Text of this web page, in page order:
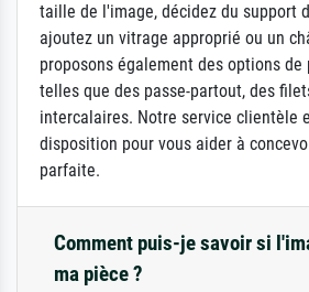
taille de l'image, décidez du support
ajoutez un vitrage approprié ou un
proposons également des options
telles que des passe-partout, des
intercalaires. Notre service clientèle
disposition pour vous aider à
parfaite.
Comment puis-je savoir si
ma pièce ?